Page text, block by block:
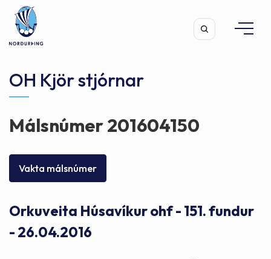
Leita
OH Kjör stjórnar
Málsnúmer 201604150
Vakta málsnúmer
Orkuveita Húsavíkur ohf - 151. fundur
- 26.04.2016